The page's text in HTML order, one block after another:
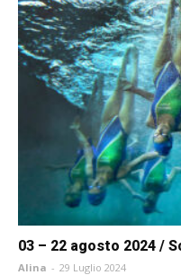
03 – 22 agosto 2024 /
Alina - 29 Luglio 2024